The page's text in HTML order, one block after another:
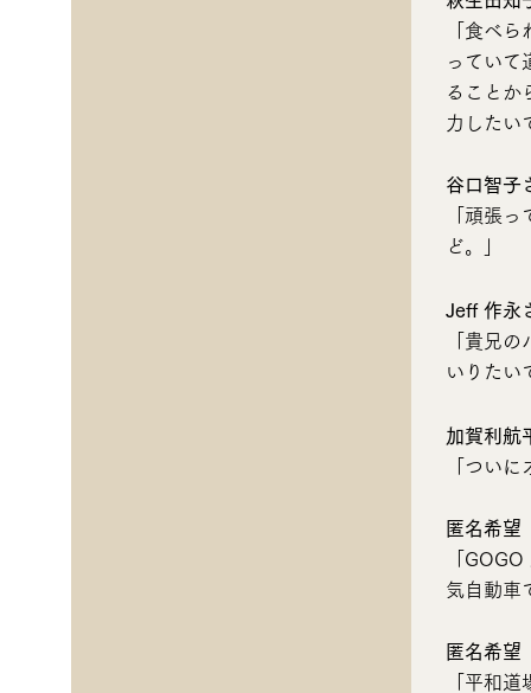
「食べ
っていて
ることか
力したい
谷口智子
「頑張
ど。」
Jeff 作永
「貴兄
いりたい
加賀利航
「つい
匿名希望
「
気自動車
匿名希望
「平和